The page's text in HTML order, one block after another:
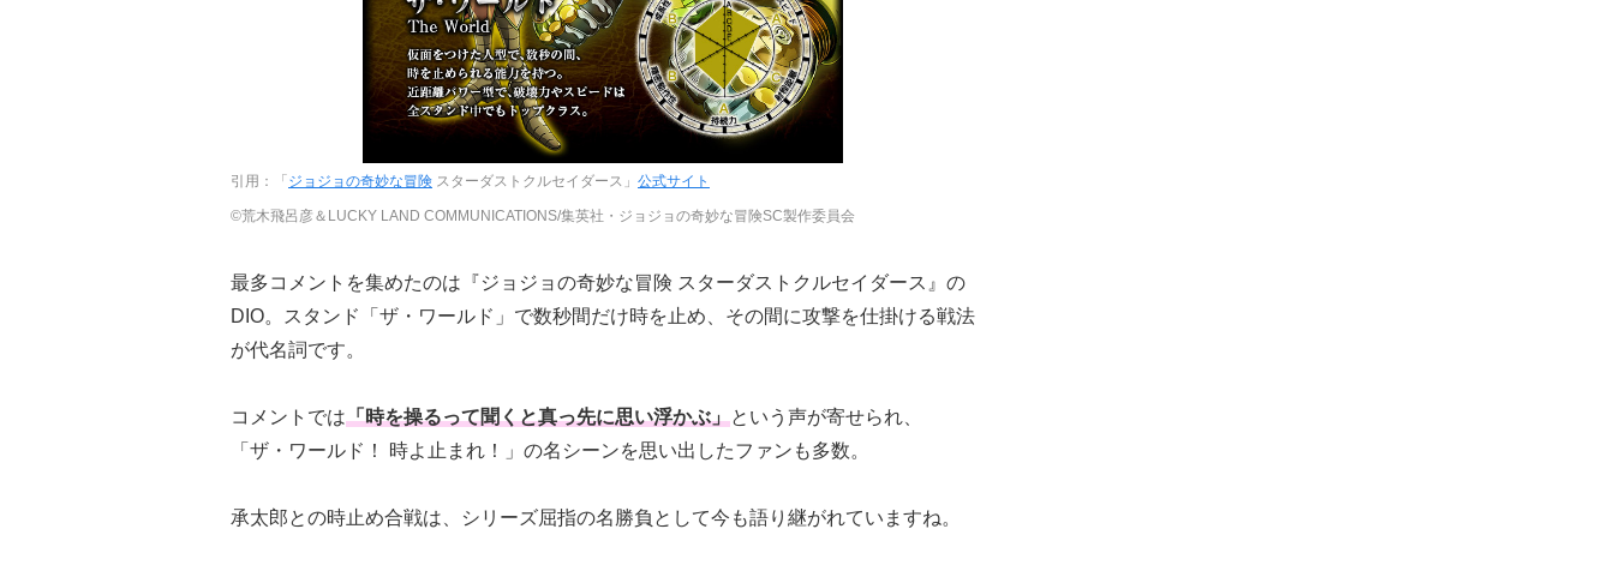
引用：「 ジョジョの奇妙な冒険 スターダストクルセイダース」 公式サイト
©荒木飛呂彦＆LUCKY LAND COMMUNICATIONS/集英社・ジョジョの奇妙な冒険SC製作委員会
最多コメントを集めたのは『ジョジョの奇妙な冒険 スターダストクルセイダース』の
DIO。スタンド「ザ・ワールド」で数秒間だけ時を止め、その間に攻撃を仕掛ける戦法
が代名詞です。
コメントでは「時を操るって聞くと真っ先に思い浮かぶ」という声が寄せられ、
「ザ・ワールド！ 時よ止まれ！」の名シーンを思い出したファンも多数。
承太郎との時止め合戦は、シリーズ屈指の名勝負として今も語り継がれていますね。